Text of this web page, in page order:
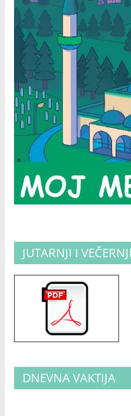
JUTARNJI I
DNEVNA VAKTIJA